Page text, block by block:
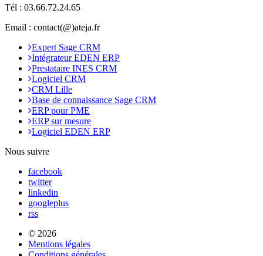
Tél : 03.66.72.24.65
Email : contact(@)ateja.fr
Expert Sage CRM
Intégrateur EDEN ERP
Prestataire INES CRM
Logiciel CRM
CRM Lille
Base de connaissance Sage CRM
ERP pour PME
ERP sur mesure
Logiciel EDEN ERP
Nous suivre
facebook
twitter
linkedin
googleplus
rss
© 2026
Mentions légales